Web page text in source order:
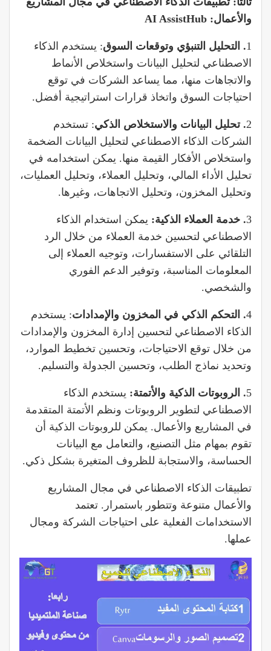
والأعمال: AI AssistHub
1. التحليل التنبؤي وتوقعات السوق: يستخدم الذكاء
الاصطناعي لتحليل البيانات واستخلاص الأنماط
والاتجاهات منها، مما يساعد الشركات في توقع
احتياجات السوق واتخاذ قرارات استراتيجية أفضل.
2. تحليل البيانات والاستخلاص الذكي: تستخدم
الشركات الذكاء الاصطناعي لتحليل البيانات الضخمة
واستخلاص الأفكار القيمة منها. يمكن استخدامه في
تحليل الأداء المالي، وتحليل العملاء، وتحليل العمليات،
وتحليل المخزون، وتحليل الاتجاهات، وغيرها.
3. خدمة العملاء الذكية: يمكن استخدام الذكاء
الاصطناعي لتحسين خدمة العملاء من خلال الرد
التلقائي على الاستفسارات، وتوجيه العملاء إلى
المعلومات المناسبة، وتوفير الدعم الفوري
والشخصي.
4. التحكم الذكي في المخزون والإمدادات: يستخدم
الذكاء الاصطناعي لتحسين إدارة المخزون والإمدادات
من خلال توقع الاحتياجات، وتحسين تخطيط الموارد،
وتحديد نماذج الطلب، وتحسين الجدولة والتسليم.
5. الروبوتات الذكية والأتمتة: يستخدم الذكاء
الاصطناعي لتطوير الروبوتات ونظم الأتمتة المتقدمة
في المشاريع والأعمال. يمكن للروبوتات الذكية أن
تقوم بمهام مثل التصنيع، والتعامل مع البيانات
الحساسة، والاستجابة للظروف المتغيرة بشكل ذكي.
تطبيقات الذكاء الاصطناعي في مجال المشاريع
والأعمال متنوعة وتتطور باستمرار. تعتمد
الاستخدامات الفعلية على احتياجات الشركة ومجال
عملها.